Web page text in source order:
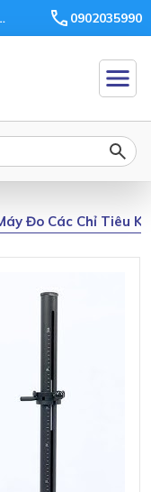
NGHỆ CHÂU GIANG 0902035990
Đo Các Chỉ Tiêu